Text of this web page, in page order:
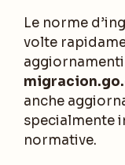
Le norme
volte
anche
specialmente
normative.